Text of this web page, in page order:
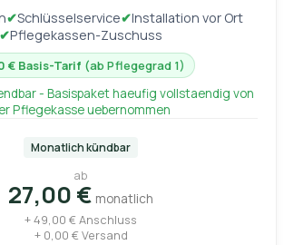
✔Schlüsselservice✔Installation vor Ort
✔Pflegekassen-Zuschuss
€ Basis-Tarif (ab Pflegegrad 1)
- Basispaket haeufig vollstaendig von
Pflegekasse uebernommen
Monatlich kündbar
ab
27,00 € monatlich
+ 49,00 € Anschluss
+ 0,00 € Versand